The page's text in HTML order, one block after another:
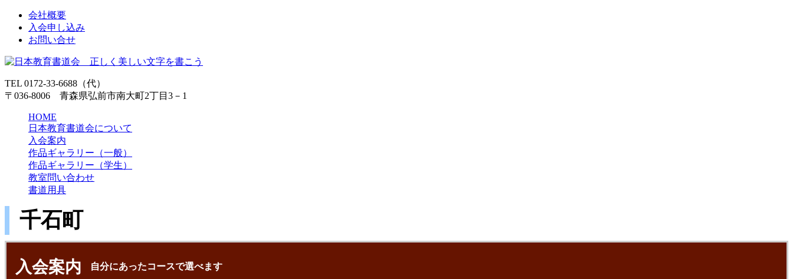
会社概要
入会申し込み
お問い合せ
TEL 0172-33-6688（代）
〒036-8006 青森県弘前市南大町2丁目3－1
HOME
日本教育書道会について
入会案内
作品ギャラリー（一般）
作品ギャラリー（学生）
教室問い合わせ
書道用具
千石町
入会案内 自分にあったコースで選べます